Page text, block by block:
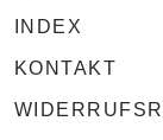
INDEX
KONTAKT